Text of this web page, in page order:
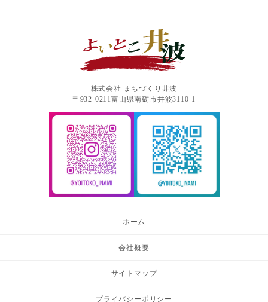
株式会社 まちづくり井波
〒932-0211富山県南砺市井波3110-1
ホーム
会社概要
サイトマップ
プライバシーポリシー